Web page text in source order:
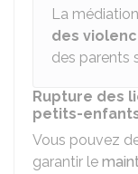
La
des
des parents
Rupture des
petits-
Vous pouvez
garantir le